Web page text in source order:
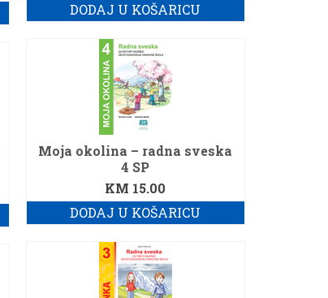
DODAJ U KOŠARICU
Moja okolina – radna sveska
4 SP
KM 15.00
DODAJ U KOŠARICU